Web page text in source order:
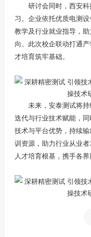
研讨会同时，西安
习。企业依托优质电测
教学及行业就业指导，
向。此次校企联动打通
才培育筑牢基础。
未来，安泰测试将
迭代与行业技术赋能，
技术与平台优势，持续
训资源，助力行业从业
人才培育根基，携手各